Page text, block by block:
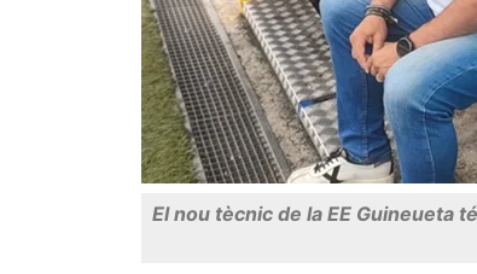
El nou tècnic de la EE Guineueta